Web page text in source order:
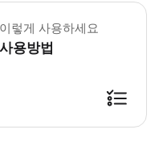
과 짐 주의] - 스탠다드 세단 3인
이렇게 사용하세요
사용방법